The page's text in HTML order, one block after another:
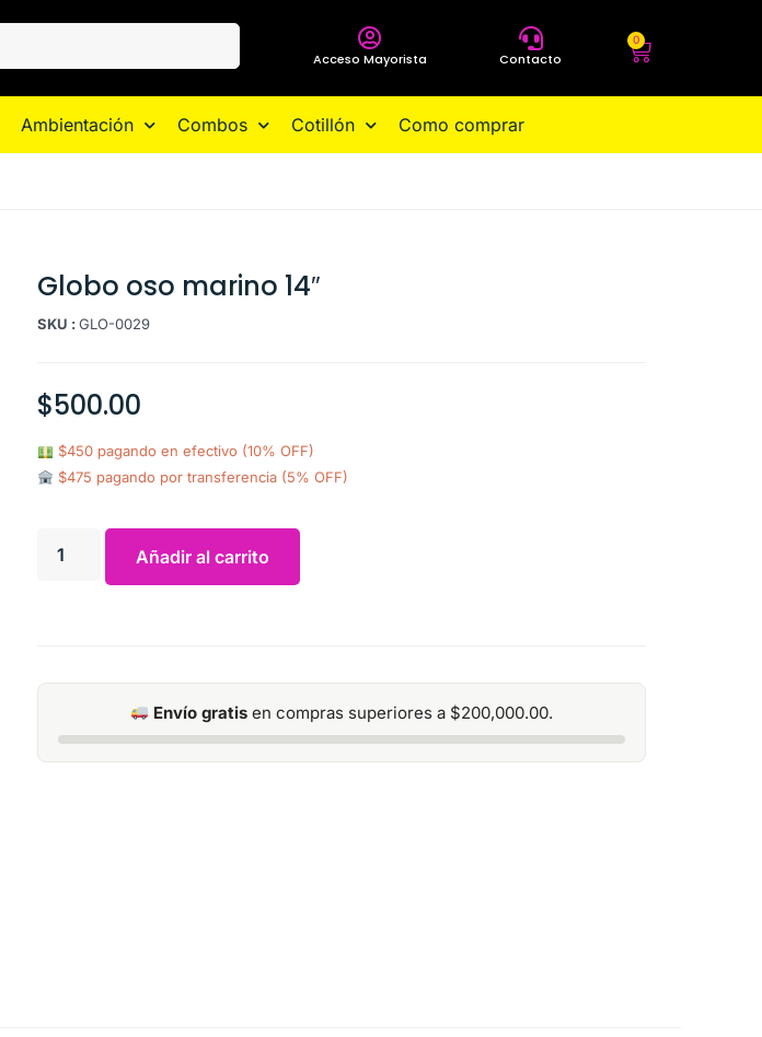
Acceso Mayorista Contacto
0
Ambientación Combos Cotillón Como comprar
Globo oso marino 14″
SKU :GLO-0029
$500.00
$450 pagando en efectivo (10% OFF)
$475 pagando por transferencia (5% OFF)
Añadir al carrito
Envío gratis en compras superiores a $200,000.00.